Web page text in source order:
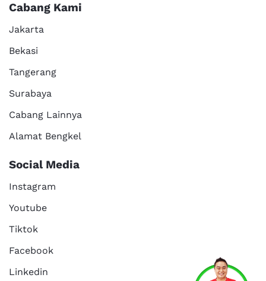
Services About Us
Cabang Kami
Jakarta
Bekasi
Tangerang
Surabaya
Cabang Lainnya
Alamat Bengkel
Social Media
Instagram
Youtube
Tiktok
Facebook
Linkedin